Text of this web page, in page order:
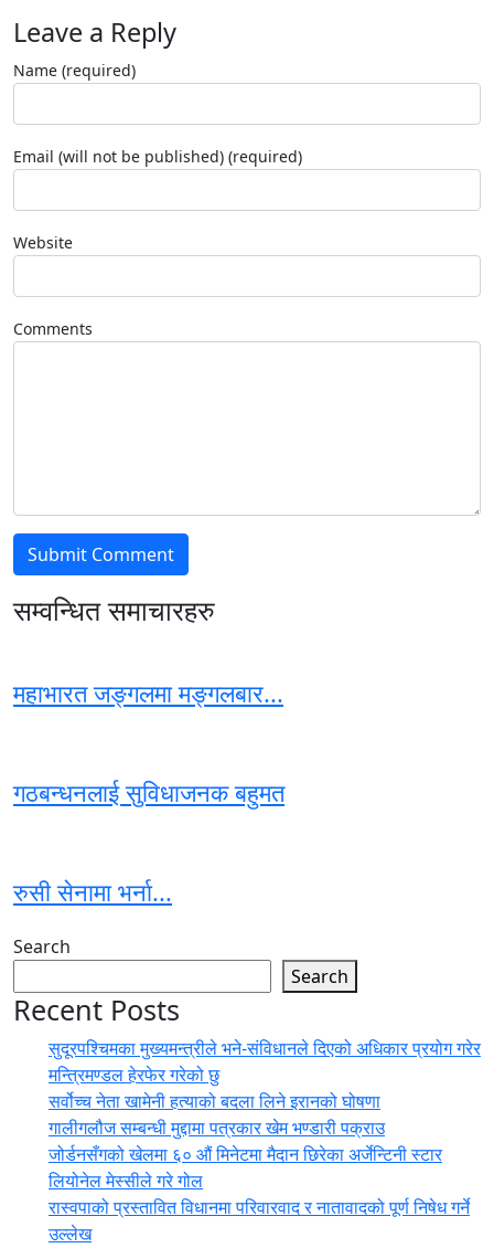
Leave a Reply
Name (required)
Email (will not be published) (required)
Website
Comments
सम्वन्धित समाचारहरु
महाभारत जङ्गलमा मङ्गलबार...
गठबन्धनलाई सुविधाजनक बहुमत
रुसी सेनामा भर्ना...
Search
Search
Recent Posts
सुदूरपश्चिमका मुख्यमन्त्रीले भने-संविधानले दिएको अधिकार प्रयोग गरेर
मन्त्रिमण्डल हेरफेर गरेको छु
सर्वोच्च नेता खामेनी हत्याको बदला लिने इरानको घोषणा
गालीगलौज सम्बन्धी मुद्दामा पत्रकार खेम भण्डारी पक्राउ
जोर्डनसँगको खेलमा ६० औं मिनेटमा मैदान छिरेका अर्जेन्टिनी स्टार
लियोनेल मेस्सीले गरे गोल
रास्वपाको प्रस्तावित विधानमा परिवारवाद र नातावादको पूर्ण निषेध गर्ने
उल्लेख